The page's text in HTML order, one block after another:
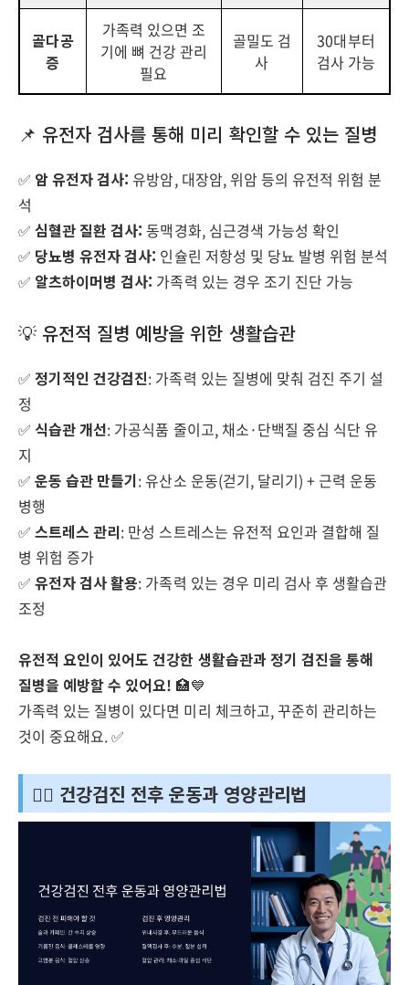
골다공
증
가족력 있으면 조
기에 뼈 건강 관리
필요
골밀도 검
사
30대부터
검사 가능
📌 유전자 검사를 통해 미리 확인할 수 있는 질병
✅ 암 유전자 검사: 유방암, 대장암, 위암 등의 유전적 위험 분
석
✅심혈관 질환 검사: 동맥경화, 심근경색 가능성 확인
✅ 당뇨병 유전자 검사: 인슐린 저항성 및 당뇨 발병 위험 분석
✅ 알츠하이머병 검사: 가족력 있는 경우 조기 진단 가능
💡 유전적 질병 예방을 위한 생활습관
✅ 정기적인 건강검진: 가족력 있는 질병에 맞춰 검진 주기 설
정
✅ 식습관 개선: 가공식품 줄이고, 채소·단백질 중심 식단 유
지
✅운동 습관 만들기: 유산소 운동(걷기, 달리기) + 근력 운동
병행
✅스트레스 관리: 만성 스트레스는 유전적 요인과 결합해 질
병 위험 증가
✅유전자 검사 활용: 가족력 있는 경우 미리 검사 후 생활습관
조정
유전적 요인이 있어도 건강한 생활습관과 정기 검진을 통해
질병을 예방할 수 있어요! 🏥💙
가족력 있는 질병이 있다면 미리 체크하고, 꾸준히 관리하는
것이 중요해요. ✅
🏋️‍♂️ 건강검진 전후 운동과 영양관리법